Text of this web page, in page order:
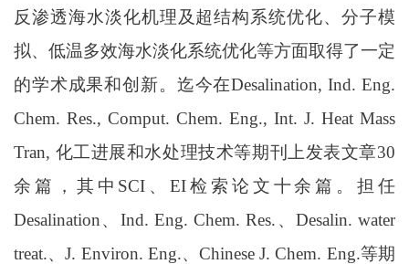
反渗透海水淡化机理及超结构系统优化、分子模
拟、低温多效海水淡化系统优化等方面取得了一定
的学术成果和创新。迄今在Desalination, Ind. Eng.
Chem. Res., Comput. Chem. Eng., Int. J. Heat Mass
Tran, 化工进展和水处理技术等期刊上发表文章30
余篇，其中SCI、EI检索论文十余篇。担任
Desalination、Ind. Eng. Chem. Res. 、 Desalin. water
treat.、J. Environ. Eng.、Chinese J. Chem. Eng.等期